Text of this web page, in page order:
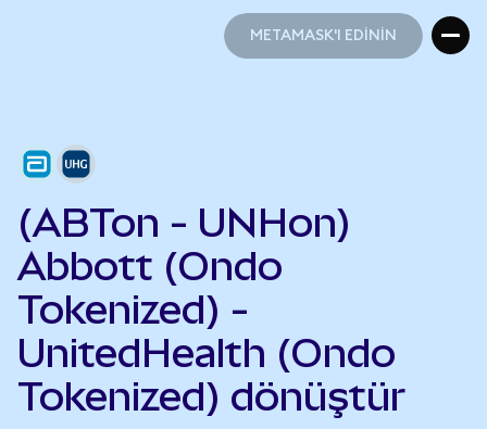
METAMASK'I EDİNİN
(ABTon - UNHon)
Abbott (Ondo
Tokenized) -
UnitedHealth (Ondo
Tokenized) dönüştür